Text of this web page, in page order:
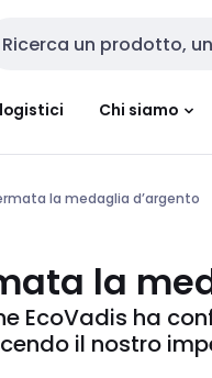
input
Chi siamo
la medaglia d’argento
la
EcoVadis ha
il nostro